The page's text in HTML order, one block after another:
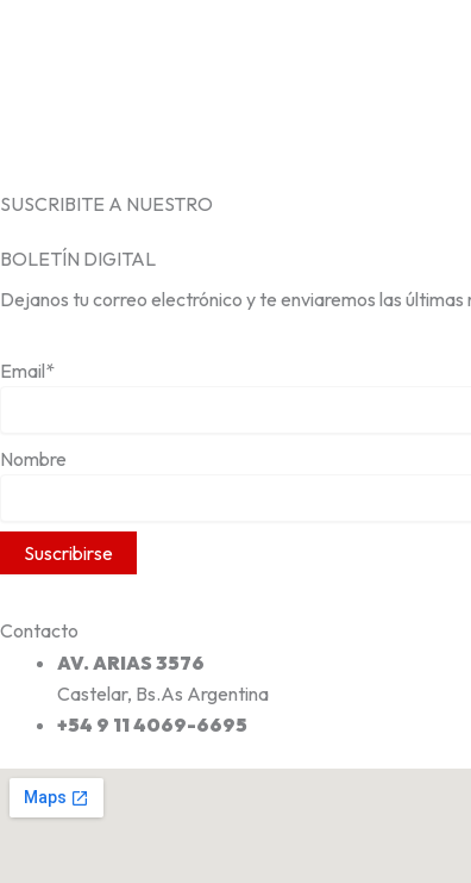
SUSCRIBITE A NUESTRO
BOLETÍN DIGITAL
Dejanos tu correo electrónico y te enviaremos las
Email*
Nombre
Contacto
AV. ARIAS 3576
Castelar, Bs.As Argentina
+54 9 11 4069-6695